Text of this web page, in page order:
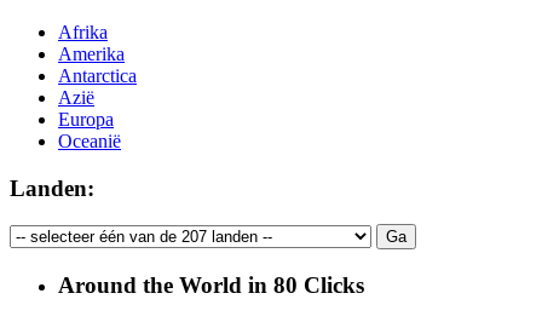
Afrika
Amerika
Antarctica
Azië
Europa
Oceanië
Landen:
Around the World in 80 Clicks